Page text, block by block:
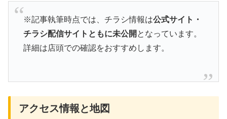
※記事執筆時点では、チラシ情報は公式サイト・
チラシ配信サイトともに未公開 となっています。
詳細は店頭での確認をおすすめします。
アクセス情報と地図